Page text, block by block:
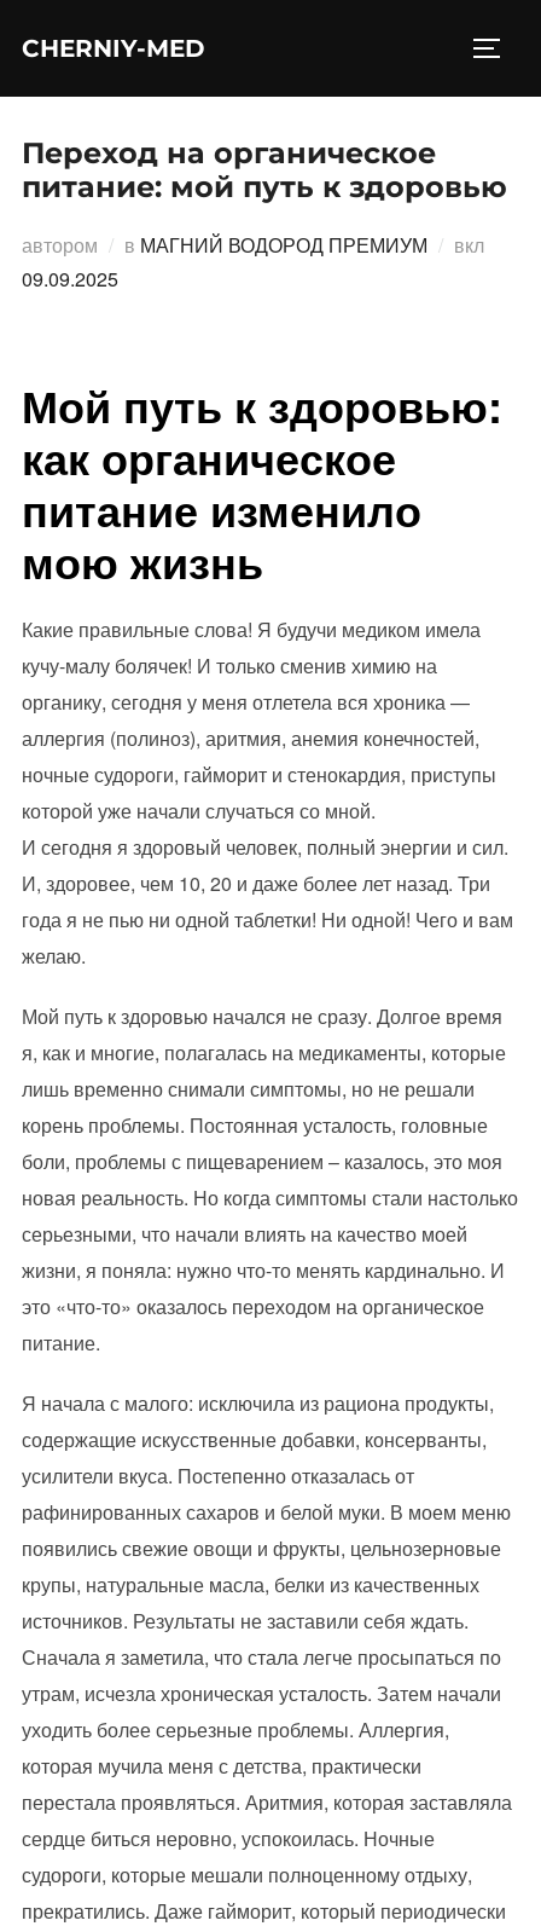
CHERNIY-MED
Переход на органическое
питание: мой путь к здоровью
автором в МАГНИЙ ВОДОРОД ПРЕМИУМ вкл
09.09.2025
Мой путь к здоровью:
как органическое
питание изменило
мою жизнь
Какие правильные слова! Я будучи медиком имела
кучу-малу болячек! И только сменив химию на
органику, сегодня у меня отлетела вся хроника —
аллергия (полиноз), аритмия, анемия конечностей,
ночные судороги, гайморит и стенокардия, приступы
которой уже начали случаться со мной.
И сегодня я здоровый человек, полный энергии и сил.
И, здоровее, чем 10, 20 и даже более лет назад. Три
года я не пью ни одной таблетки! Ни одной! Чего и вам
желаю.
Мой путь к здоровью начался не сразу. Долгое время
я, как и многие, полагалась на медикаменты, которые
лишь временно снимали симптомы, но не решали
корень проблемы. Постоянная усталость, головные
боли, проблемы с пищеварением – казалось, это моя
новая реальность. Но когда симптомы стали настолько
серьезными, что начали влиять на качество моей
жизни, я поняла: нужно что-то менять кардинально. И
это «что-то» оказалось переходом на органическое
питание.
Я начала с малого: исключила из рациона продукты,
содержащие искусственные добавки, консерванты,
усилители вкуса. Постепенно отказалась от
рафинированных сахаров и белой муки. В моем меню
появились свежие овощи и фрукты, цельнозерновые
крупы, натуральные масла, белки из качественных
источников. Результаты не заставили себя ждать.
Сначала я заметила, что стала легче просыпаться по
утрам, исчезла хроническая усталость. Затем начали
уходить более серьезные проблемы. Аллергия,
которая мучила меня с детства, практически
перестала проявляться. Аритмия, которая заставляла
сердце биться неровно, успокоилась. Ночные
судороги, которые мешали полноценному отдыху,
прекратились. Даже гайморит, который периодически